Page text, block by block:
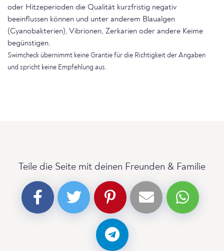
oder Hitzeperioden die Qualität kurzfristig negativ
beeinflussen können und unter anderem Blaualgen
(Cyanobakterien), Vibrionen, Zerkarien oder andere Keime
begünstigen.
Swimcheck übernimmt keine Grantie für die Richtigkeit der Angaben
und spricht keine Empfehlung aus.
Teile die Seite mit deinen Freunden & Familie